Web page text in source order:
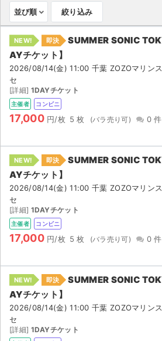
スポーツ
演劇・ミュージカル
ご利用ガイド
ご利用ガイド
AIに質問する
よくある質問
お知らせ
並び順 絞り込み
NEW! 即決
SUMMER SONIC
AYチケット】
2026/08/14(金) 11:00 千葉 ZOZOマリン
セ
[詳細] 1DAYチケット
主催者 コンビニ
17,000 円/枚 5 枚 0 件
NEW! 即決
SUMMER SONIC
AYチケット】
2026/08/14(金) 11:00 千葉 ZOZOマリン
セ
[詳細] 1DAYチケット
主催者 コンビニ
17,000 円/枚 5 枚 0 件
NEW! 即決
SUMMER SONIC
AYチケット】
2026/08/14(金) 11:00 千葉 ZOZOマリン
セ
[詳細] 1DAYチケット